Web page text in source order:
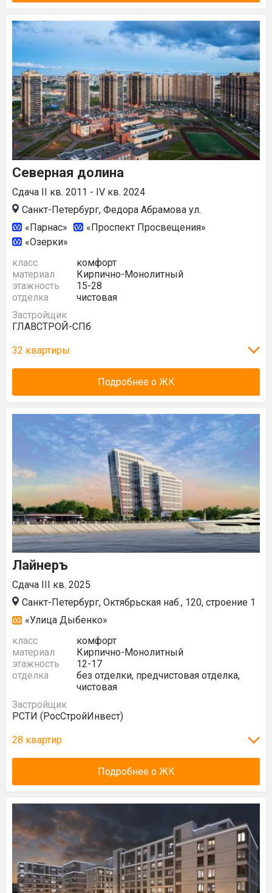
Северная долина
Сдача II кв. 2011 - IV кв. 2024
Санкт-Петербург, Федора Абрамова ул.
«Парнас»
«Проспект Просвещения»
«Озерки»
класс
комфорт
материал
Кирпично-Монолитный
этажность
15-28
отделка
чистовая
Застройщик
ГЛАВСТРОЙ-СПб
32 квартиры
Подробнее о ЖК
Лайнеръ
Сдача III кв. 2025
Санкт-Петербург, Октябрьская наб., 120, строение 1
«Улица Дыбенко»
класс
комфорт
материал
Кирпично-Монолитный
этажность
12-17
отделка
без отделки, предчистовая отделка,
чистовая
Застройщик
РСТИ (РосСтройИнвест)
28 квартир
Подробнее о ЖК